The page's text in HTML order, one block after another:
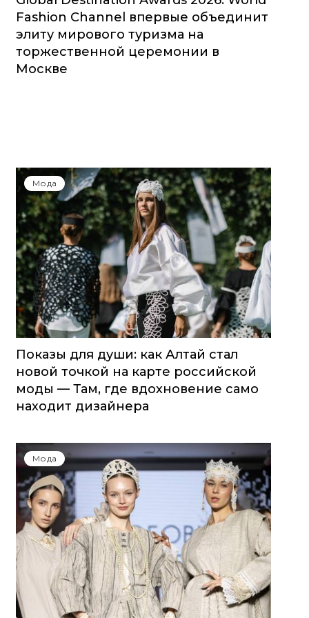
Fashion Channel впервые объединит
элиту мирового туризма на
торжественной церемонии в
Москве
Мода
Показы для души: как Алтай стал
новой точкой на карте российской
моды — Там, где вдохновение само
находит дизайнера
Мода